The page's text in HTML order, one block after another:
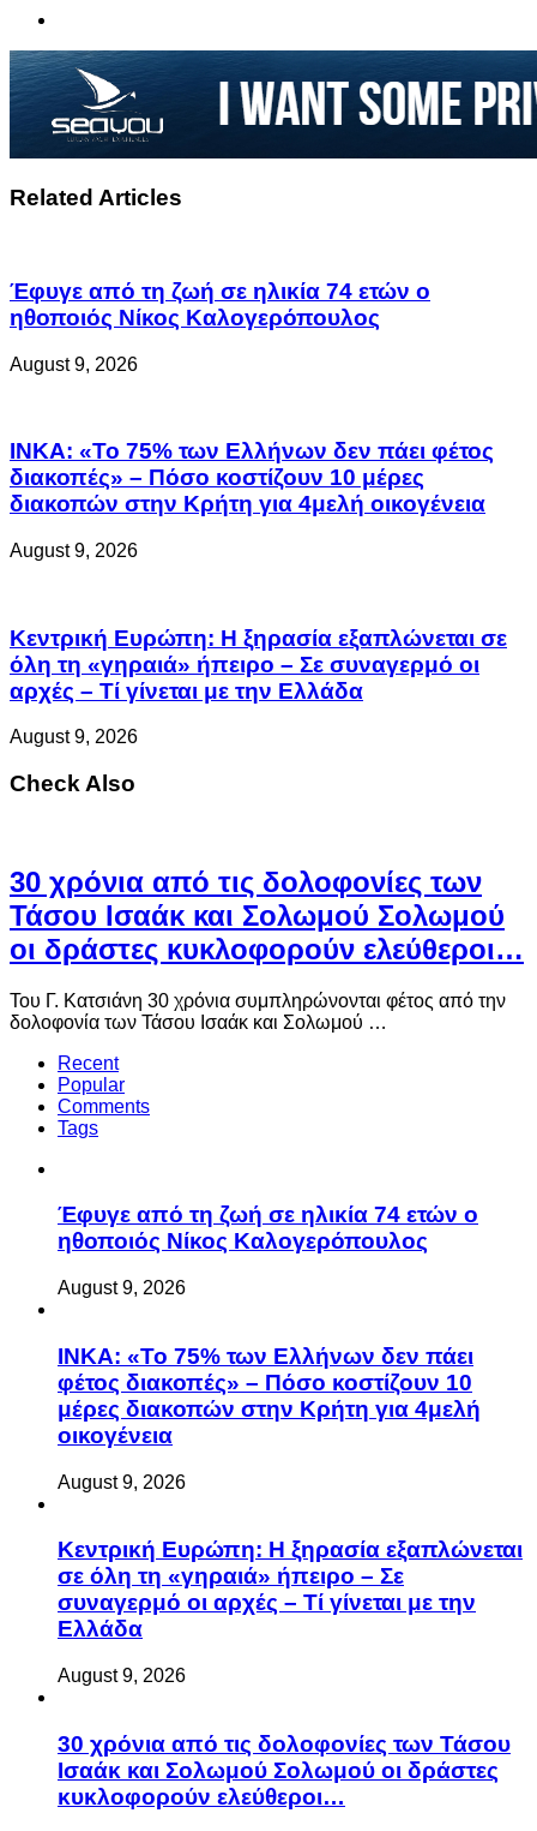
Related Articles
Έφυγε από τη ζωή σε ηλικία 74 ετών ο
ηθοποιός Νίκος Καλογερόπουλος
August 9, 2026
ΙΝΚΑ: «Το 75% των Ελλήνων δεν πάει φέτος
διακοπές» – Πόσο κοστίζουν 10 μέρες
διακοπών στην Κρήτη για 4μελή οικογένεια
August 9, 2026
Κεντρική Ευρώπη: Η ξηρασία εξαπλώνεται σε
όλη τη «γηραιά» ήπειρο – Σε συναγερμό οι
αρχές – Τί γίνεται με την Ελλάδα
August 9, 2026
Check Also
30 χρόνια από τις δολοφονίες των
Τάσου Ισαάκ και Σολωμού Σολωμού
οι δράστες κυκλοφορούν ελεύθεροι…
Του Γ. Κατσιάνη 30 χρόνια συμπληρώνονται φέτος από την
δολοφονία των Τάσου Ισαάκ και Σολωμού …
Recent
Popular
Comments
Tags
Έφυγε από τη ζωή σε ηλικία 74 ετών ο
ηθοποιός Νίκος Καλογερόπουλος
August 9, 2026
ΙΝΚΑ: «Το 75% των Ελλήνων δεν πάει
φέτος διακοπές» – Πόσο κοστίζουν 10
μέρες διακοπών στην Κρήτη για 4μελή
οικογένεια
August 9, 2026
Κεντρική Ευρώπη: Η ξηρασία εξαπλώνεται
σε όλη τη «γηραιά» ήπειρο – Σε
συναγερμό οι αρχές – Τί γίνεται με την
Ελλάδα
August 9, 2026
30 χρόνια από τις δολοφονίες των Τάσου
Ισαάκ και Σολωμού Σολωμού οι δράστες
κυκλοφορούν ελεύθεροι…